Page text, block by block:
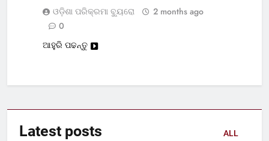
ଓଡ଼ିଶା ପରିକ୍ରମା ବ୍ୟୁରୋ
2 months ago
0
ଆହୁରି ପଢନ୍ତୁ
Latest posts ALL